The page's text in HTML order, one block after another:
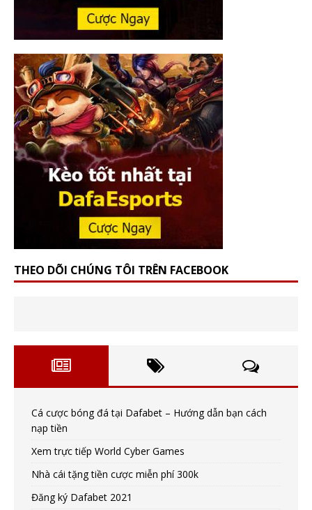
THEO DÕI CHÚNG TÔI TRÊN FACEBOOK
Cá cược bóng đá tại Dafabet – Hướng dẫn bạn cách
nạp tiền
Xem trực tiếp World Cyber Games
Nhà cái tặng tiền cược miễn phí 300k
Đăng ký Dafabet 2021